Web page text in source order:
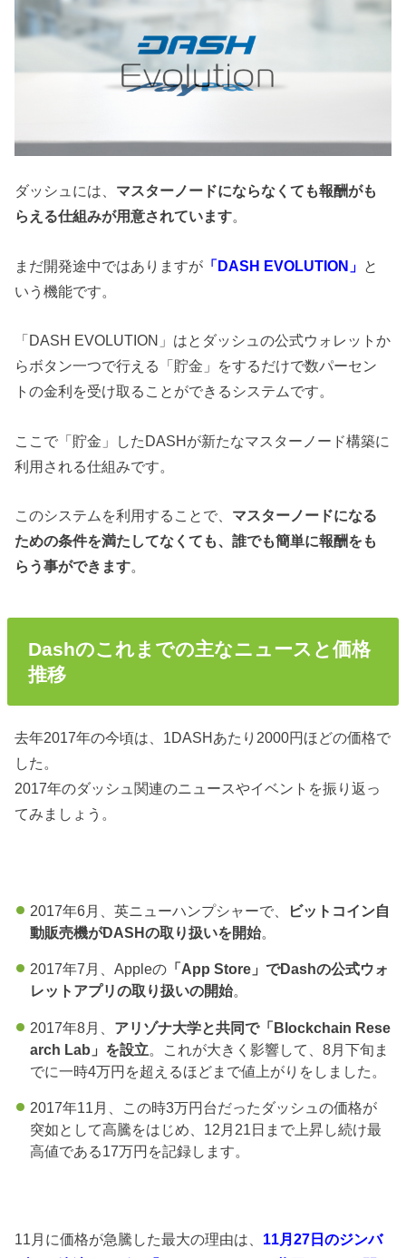
ダッシュには、 マスターノードにならなくても報酬がも
らえる仕組みが用意されています。
まだ開発途中ではありますが 「DASH EVOLUTION」 と
いう機能です。
「DASH EVOLUTION」 はとダッシュの公式ウォレットか
らボタン一つで行える「貯金」をするだけで数パーセン
トの金利を受け取ることができるシステムです。
ここで「貯金」したDASHが新たなマスターノード構築に
利用される仕組みです。
このシステムを利用することで、 マスターノードになる
ための条件を満たしてなくても、誰でも簡単に報酬をも
らう事ができます。
Dashのこれまでの主なニュースと価格
推移
去年2017年の今頃は、 1DASHあたり 2000円ほどの価格で
した。
2017年のダッシュ関連のニュースやイベントを振り返っ
てみましょう。
2017年6月、英ニューハンプシャーで、
ビットコイン自
動販売機がDASHの取り扱いを開始。
2017年7 月、Appleの「App Store」 でDashの公式ウォ
レットアプリの取り扱いの開始。
2017年8月、 アリゾナ大学と共同で「Blockchain Rese
arch Lab」 を設立。これが大きく影響して、 8月下旬ま
でに一時4万円を超えるほどまで値上がりをしました。
2017年11 月、この時3万円台だったダッシュの価格が
突如として高騰をはじめ、 12 月 21日まで上昇し続け最
高値である17万円を記録します。
11月に価格が急騰した最大の理由は、 11月27日のジンバ